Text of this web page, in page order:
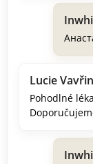
Lucie
Pohodlné